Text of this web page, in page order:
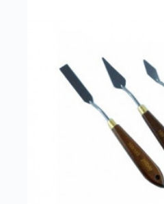
Username or Email Address
Get New Password